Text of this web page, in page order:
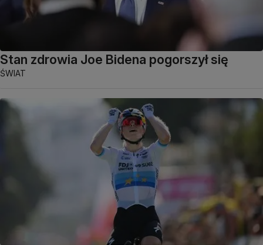
Stan zdrowia Joe Bidena pogorszył się
ŚWIAT